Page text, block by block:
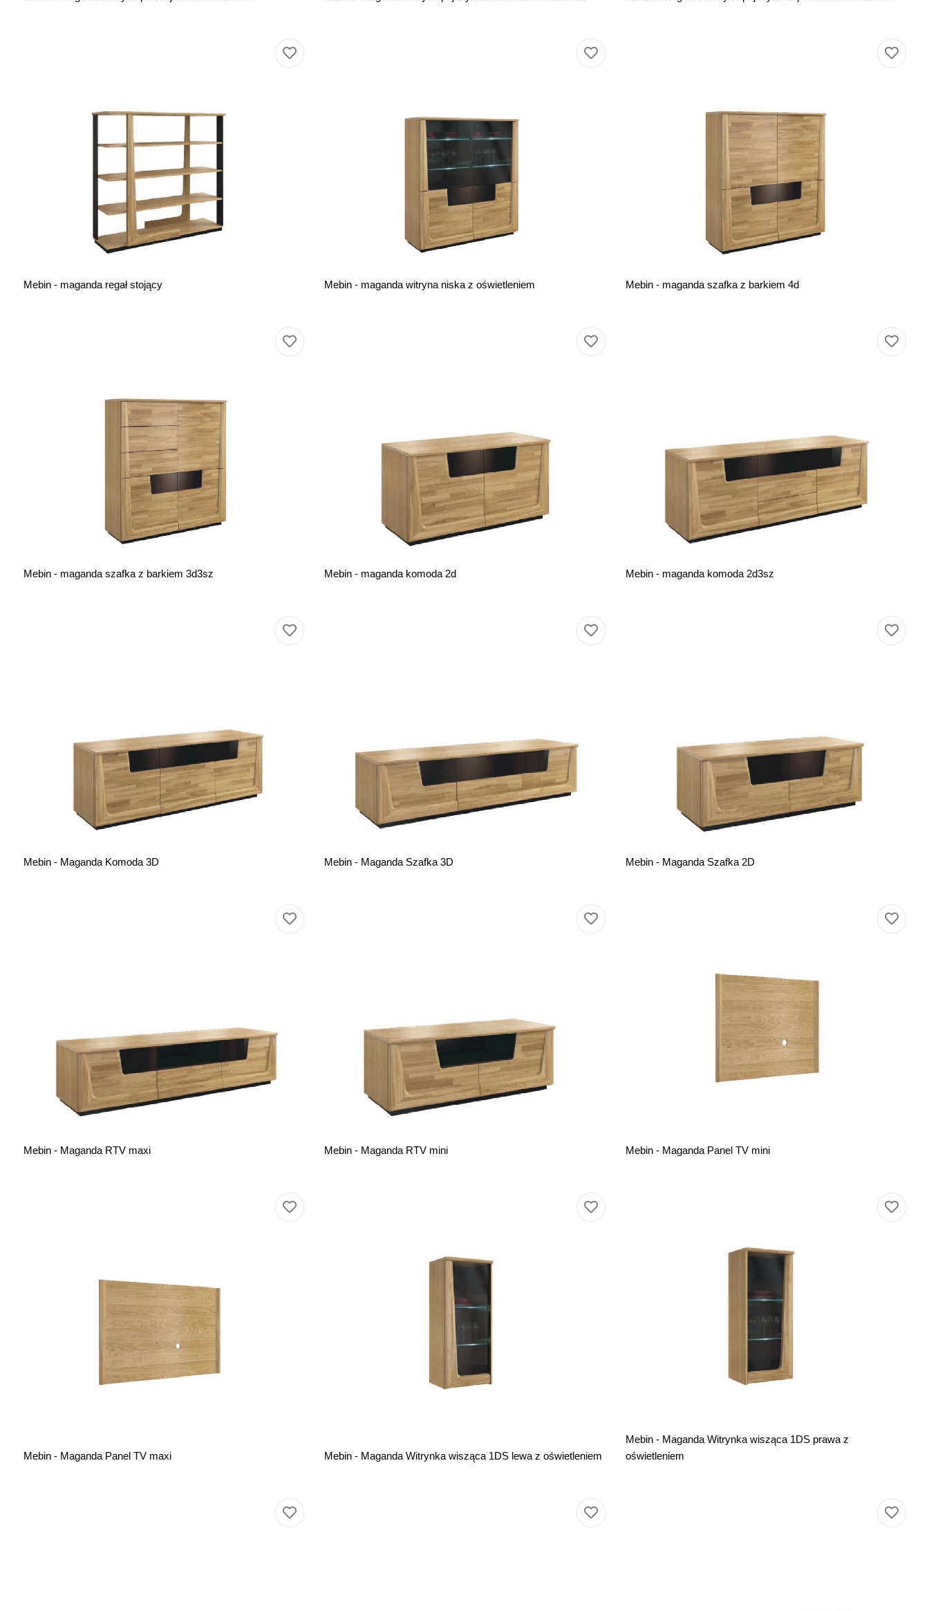
Mebin - maganda regał stojący Mebin - maganda witryna niska z oświetleniem Mebin - maganda szafka z barkiem 4d
Mebin - maganda szafka z barkiem 3d3sz Mebin - maganda komoda 2d Mebin - maganda komoda 2d3sz
Mebin - Maganda Komoda 3D Mebin - Maganda Szafka 3D Mebin - Maganda Szafka 2D
Mebin - Maganda RTV maxi Mebin - Maganda RTV mini Mebin - Maganda Panel TV mini
Mebin - Maganda Panel TV maxi Mebin - Maganda Witrynka wisząca 1DS lewa z oświetleniem
Mebin - Maganda Witrynka wisząca 1DS prawa z
oświetleniem